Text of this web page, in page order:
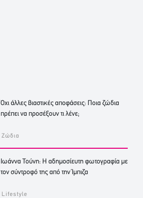
Όχι άλλες βιαστικές αποφάσεις: Ποια ζώδια
πρέπει να προσέξουν τι λένε;
Ζώδια
Ιωάννα Τούνη: Η αδημοσίευτη φωτογραφία με
τον σύντροφό της από την Ίμπιζα
Lifestyle